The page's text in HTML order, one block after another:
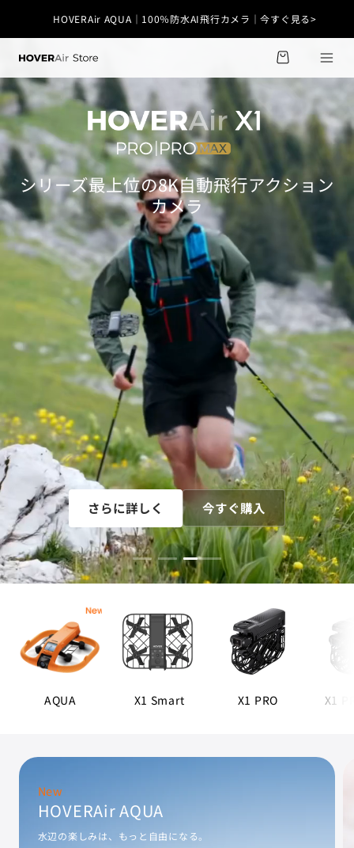
ンツに
進む
カ
ー
ト
シリーズ最上位の8K自動飛行アクション
カメラ
さらに詳しく 今すぐ購入
AQUA X1 Smart X1 PRO X1
New
HOVERAir AQUA
水辺の楽しみは、もっと自由になる。
HOVERAir AQUA｜100％防水AI飛行カメラ｜今すぐ見る>
X1 Smart｜超軽量99g・免許不要｜今すぐ見る>